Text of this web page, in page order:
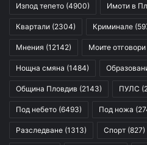
Изпод тепето (4900) Имоти в
Квартали (2304) Криминале
Мнения (12142) Моите отговори
Нощна смяна (1484)
Община Пловдив (2143) ПУЛС
Под небето (6493) Под ножа
Разследване (1313) Спорт (827)